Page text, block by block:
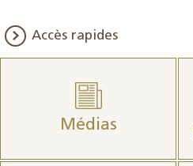
Accès rapides
Médias